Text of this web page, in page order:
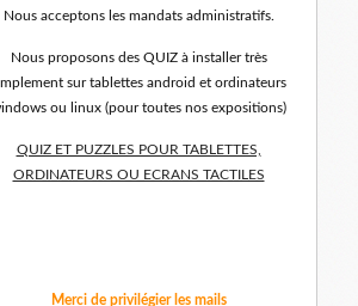
Nous acceptons les mandats administratifs.
Nous proposons des QUIZ à installer très
sur tablettes android et ordinateurs
ou linux (pour toutes nos expositions)
QUIZ ET PUZZLES POUR TABLETTES,
ORDINATEURS OU ECRANS TACTILES
Merci de privilégier les mails